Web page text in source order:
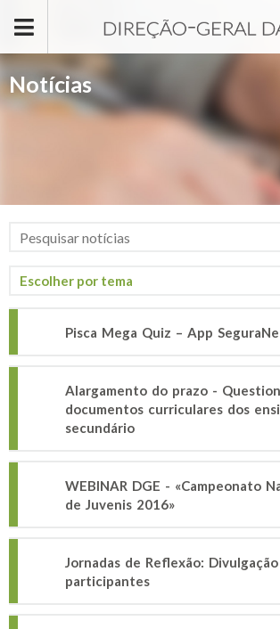
Notícias
Pisca Mega Quiz – App
Alargamento do prazo -
documentos curriculares dos
secundário
WEBINAR DGE - «Campeonato
de Juvenis 2016»
Jornadas de Reflexão:
participantes